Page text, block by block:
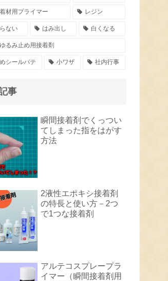
材用プライマー レジン
ない はみ出し 白くなる
るみ止め用接着剤
シールパテ 小ワザ 社内行事
事
瞬間接着剤でくっつい
てしまった指をはがす
方法
2液性エポキシ接着剤
の特長と使い方－2つ
で1つな接着剤
アルテコスプレープラ
イマー（瞬間接着剤用